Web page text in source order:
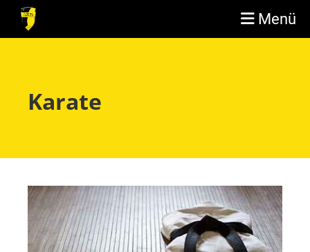
Menü
Karate